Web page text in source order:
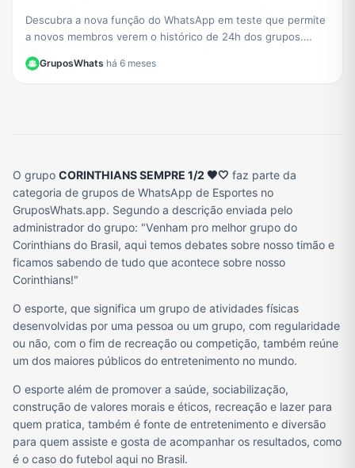
Descubra a nova função do WhatsApp em teste que permite
a novos membros verem o histórico de 24h dos grupos.
GruposWhats·há 6 meses
O grupo CORINTHIANS SEMPRE 1/2 🖤🤍 faz parte da
categoria de grupos de WhatsApp de Esportes no
GruposWhats.app. Segundo a descrição enviada pelo
administrador do grupo: "Venham pro melhor grupo do
Corinthians do Brasil, aqui temos debates sobre nosso timão e
ficamos sabendo de tudo que acontece sobre nosso
Corinthians!"
O esporte, que significa um grupo de atividades físicas
desenvolvidas por uma pessoa ou um grupo, com regularidade
ou não, com o fim de recreação ou competição, também reúne
um dos maiores públicos do entretenimento no mundo.
O esporte além de promover a saúde, sociabilização,
construção de valores morais e éticos, recreação e lazer para
quem pratica, também é fonte de entretenimento e diversão
para quem assiste e gosta de acompanhar os resultados, como
é o caso do futebol aqui no Brasil.